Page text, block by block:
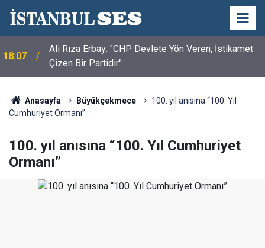
18:07
Ali Rıza Erbay: "CHP Devlete Yön Veren, İstikamet
Çizen Bir Partidir"
Anasayfa Büyükçekmece
100. yıl anısına “100. Yıl
Cumhuriyet Ormanı”
100. yıl anısına “100. Yıl Cumhuriyet
Ormanı”